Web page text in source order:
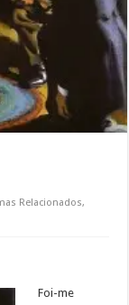
Relacionados,
Foi-me